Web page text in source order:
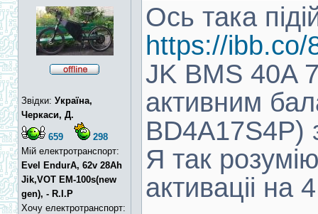
Звідки: Україна,
Черкаси, Д.
659
298
Мій електротранспорт:
Evel EndurA, 62v 28Ah
Jik,VOT EM-100s(new
gen), - R.I.P
Хочу електротранспорт:
Ось така
https://ibb.co/
JK BMS 40A
активним
BD4A17S4P)
Я так
активаціі на